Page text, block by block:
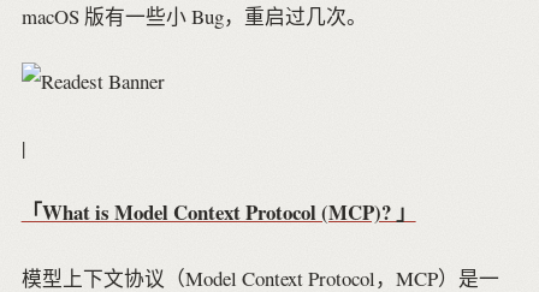
macOS 版有一些小 Bug，重启过几次。
|
「What is Model Context Protocol (MCP)? 」
模型上下文协议（Model Context Protocol，MCP）是一